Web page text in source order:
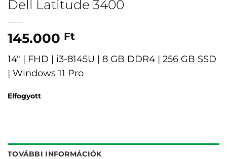
Dell Latitude 3400
145.000 Ft
14″ | FHD | i3-8145U | 8 GB DDR4 | 256 GB SSD
| Windows 11 Pro
Elfogyott
TOVÁBBI INFORMÁCIÓK